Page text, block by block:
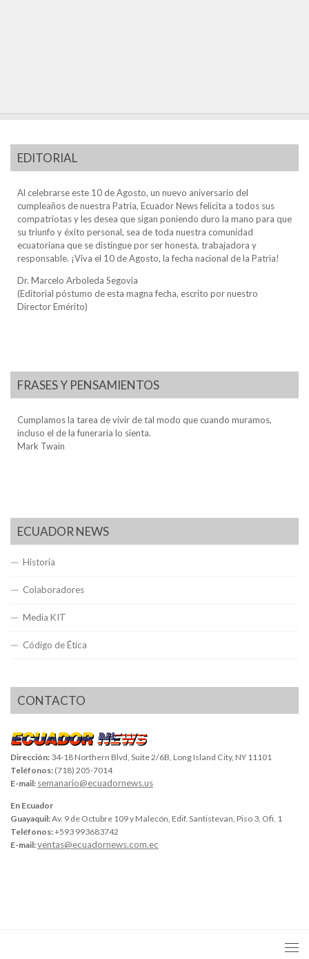
EDITORIAL
Al celebrarse este 10 de Agosto, un nuevo aniversario del
cumpleaños de nuestra Patria, Ecuador News felicita a todos sus
compatriotas y les desea que sigan poniendo duro la mano para que
su triunfo y éxito personal, sea de toda nuestra comunidad
ecuatoriana que se distingue por ser honesta, trabajadora y
responsable. ¡Viva el 10 de Agosto, la fecha nacional de la Patria!
Dr. Marcelo Arboleda Segovia
(Editorial póstumo de esta magna fecha, escrito por nuestro
Director Emérito)
FRASES Y PENSAMIENTOS
Cumplamos la tarea de vivir de tal modo que cuando muramos,
incluso el de la funeraria lo sienta.
Mark Twain
ECUADOR NEWS
Historia
Colaboradores
Media KIT
Código de Ética
CONTACTO
Dirección: 34-18 Northern Blvd, Suite 2/6B, Long Island City, NY 11101
Teléfonos: (718) 205-7014
E-mail: semanario@ecuadornews.us
En Ecuador
Guayaquil:Av. 9 de Octubre 109 y Malecón, Edif. Santistevan, Piso 3, Ofi. 1
Teléfonos:+593 993683742
E-mail:ventas@ecuadornews.com.ec